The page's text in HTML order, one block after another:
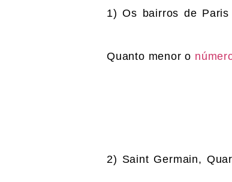
1) Os bairros de
Quanto menor o
2) Saint Germain,